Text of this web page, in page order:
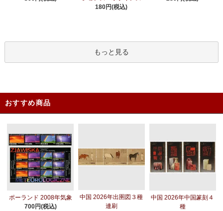
180円(税込)
もっと見る
おすすめ商品
ポーランド 2008年気象
700円(税込)
中国 2026年出圉図３種
連刷
中国 2026年中国篆刻４
種